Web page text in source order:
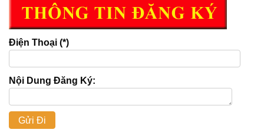
Điện Thoại (*)
Nội Dung Đăng Ký: